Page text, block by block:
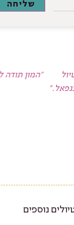
שליחה
המהיר.״
נוספים